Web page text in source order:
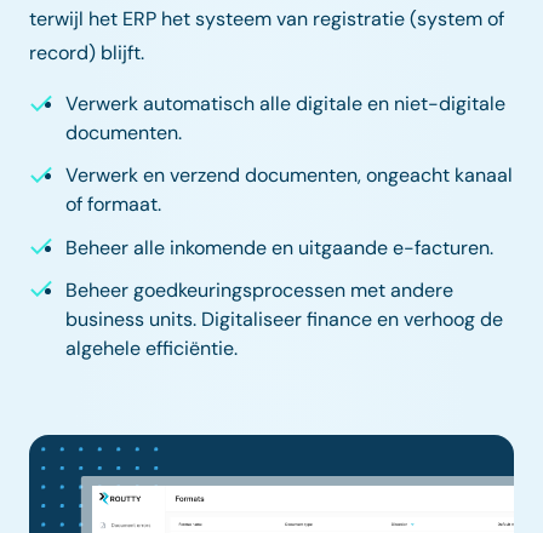
terwijl het ERP het systeem van registratie (system of
record) blijft.
Verwerk automatisch alle digitale en niet-digitale
documenten.
Verwerk en verzend documenten, ongeacht kanaal
of formaat.
Beheer alle inkomende en uitgaande e-facturen.
Beheer goedkeuringsprocessen met andere
business units. Digitaliseer finance en verhoog de
algehele efficiëntie.